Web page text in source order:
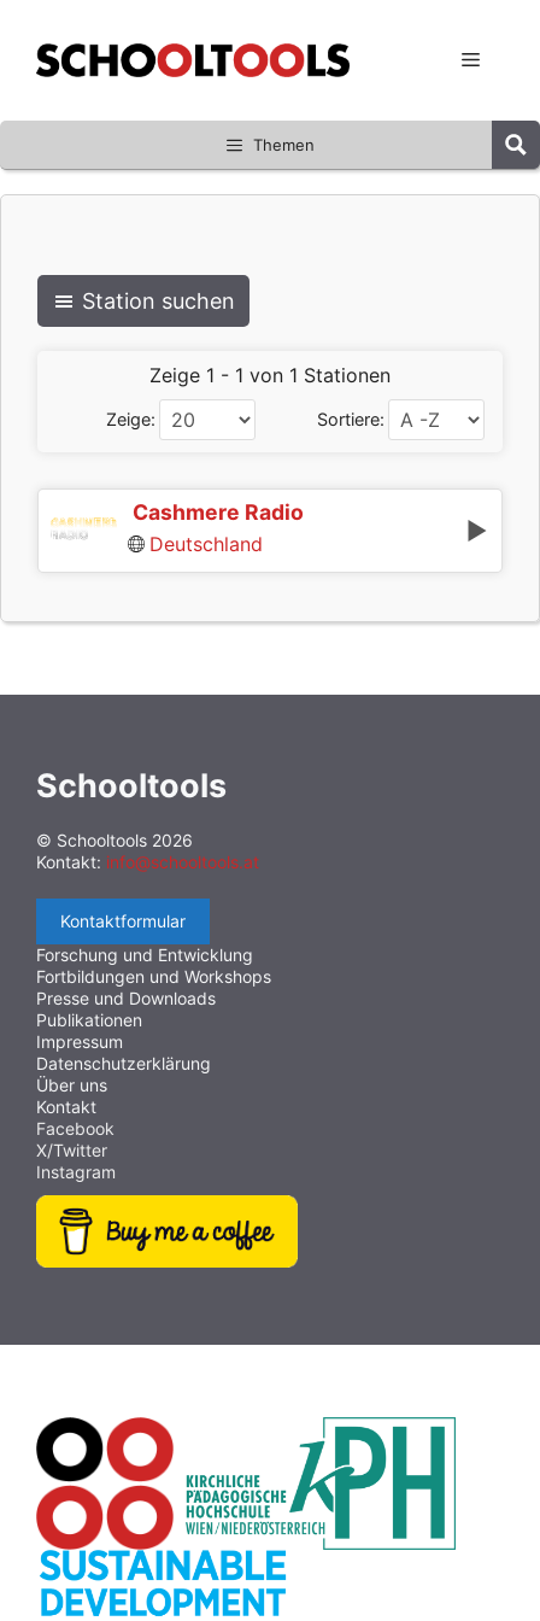
Inhalt
springen
Menü
Themen
Station suchen
Zeige 1 - 1 von 1 Stationen
Zeige: Sortiere:
Cashmere Radio
Deutschland
Schooltools
© Schooltools 2026
Kontakt: info@schooltools.at
Kontaktformular
Forschung und Entwicklung
Fortbildungen und Workshops
Presse und Downloads
Publikationen
Impressum
Datenschutzerklärung
Über uns
Kontakt
Facebook
X/Twitter
Instagram